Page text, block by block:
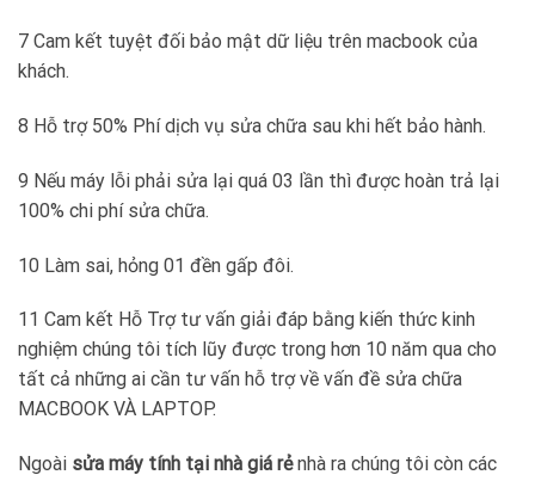
7 Cam kết tuyệt đối bảo mật dữ liệu trên macbook của
khách.
8 Hỗ trợ 50% Phí dịch vụ sửa chữa sau khi hết bảo hành.
9 Nếu máy lỗi phải sửa lại quá 03 lần thì được hoàn trả lại
100% chi phí sửa chữa.
10 Làm sai, hỏng 01 đền gấp đôi.
11 Cam kết Hỗ Trợ tư vấn giải đáp bằng kiến thức kinh
nghiệm chúng tôi tích lũy được trong hơn 10 năm qua cho
tất cả những ai cần tư vấn hỗ trợ về vấn đề sửa chữa
MACBOOK VÀ LAPTOP.
Ngoài sửa máy tính tại nhà giá rẻnhà ra chúng tôi còn các